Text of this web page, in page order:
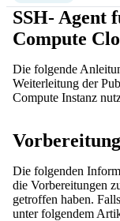
SSH- Agent
Compute
Die folgende
Weiterleitung der
Compute Instanz
Vorbereitung
Die folgenden
die Vorbereitungen
getroffen haben.
unter folgendem